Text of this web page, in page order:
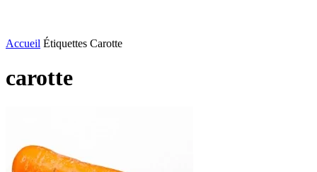
Accueil Étiquettes Carotte
carotte